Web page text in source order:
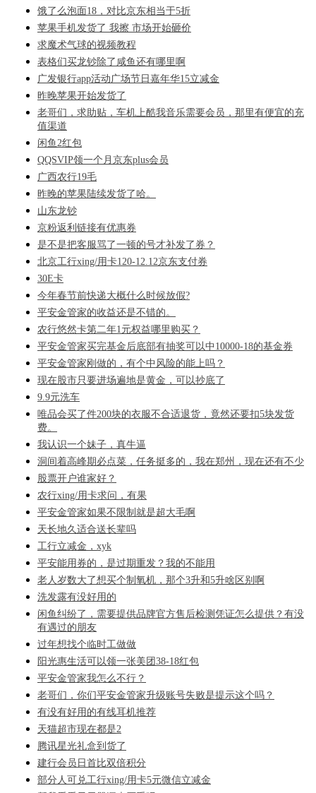
饿了么泡面18，对比京东相当于5折
苹果手机发货了 我擦 市场开始砸价
求魔术气球的视频教程
表格们买龙钞除了咸鱼还有哪里啊
广发银行app活动广场节日嘉年华15立减金
昨晚苹果开始发货了
老哥们，求助贴，车机上酷我音乐需要会员，那里有便宜的充
值渠道
闲鱼2红包
QQSVIP领一个月京东plus会员
广西农行19毛
昨晚的苹果陆续发货了哈。
山东龙钞
京粉返利链接有优惠券
是不是把客服骂了一顿的号才补发了券？
北京工行xing/用卡120-12.12京东支付券
30E卡
今年春节前快递大概什么时候放假?
平安金管家的收益还是不错的。
农行悠然卡第二年1元权益哪里购买？
平安金管家买完基金后底部有抽奖可以中10000-18的基金券
平安金管家刚做的，有个中风险的能上吗？
现在股市只要进场遍地是黄金，可以抄底了
9.9元洗车
唯品会买了件200块的衣服不合适退货，竟然还要扣5块发货
费。
我认识一个妹子，真牛逼
洞间着高峰期必点菜，任务挺多的，我在郑州，现在还有不少
股票开户谁家好？
农行xing/用卡求问，有果
平安金管家如果不限制就是超大毛啊
天长地久适合送长辈吗
工行立减金，xyk
平安能用券的，是过期重发？我的不能用
老人岁数大了想买个制氧机，那个3升和5升啥区别啊
洗发露有没好用的
闲鱼纠纷了，需要提供品牌官方售后检测凭证怎么提供？有没
有遇过的朋友
过年想找个临时工做做
阳光惠生活可以领一张美团38-18红包
平安金管家我怎么不行？
老哥们，你们平安金管家升级账号失败是提示这个吗？
有没有好用的有线耳机推荐
天猫超市现在都是2
腾讯星光礼盒到货了
建行会员日首比双倍积分
部分人可兑工行xing/用卡5元微信立减金